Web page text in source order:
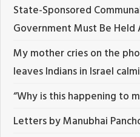
State-Sponsored
Government Must Be Held
My mother cries on the
leaves Indians in Israel
“Why is this happening to
Letters by Manubhai